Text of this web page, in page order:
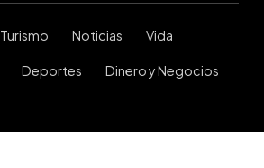
Turismo Noticias Vida
Deportes Dinero y Negocios